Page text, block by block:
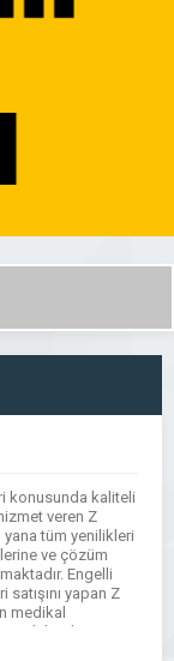
konusunda kaliteli
veren Z
tüm yenilikleri
ve çözüm
Engelli
satışını yapan Z
medikal
hasta